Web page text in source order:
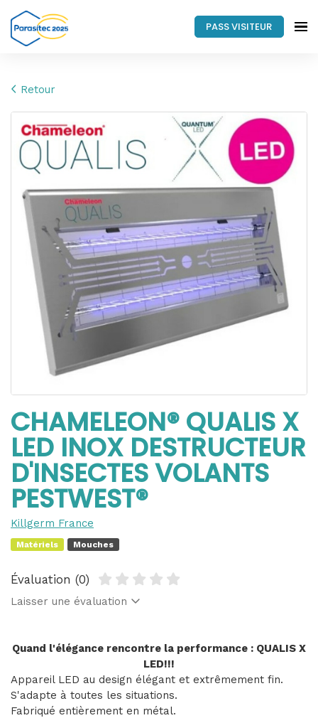
PASS VISITEUR
Retour
CHAMELEON® QUALIS X
LED INOX DESTRUCTEUR
D'INSECTES VOLANTS
PESTWEST®
Killgerm France
Matériels Mouches
Évaluation (0)
Laisser une évaluation
Quand l'élégance rencontre la performance : QUALIS X
LED!!!
Appareil LED au design élégant et extrêmement fin.
S'adapte à toutes les situations.
Fabriqué entièrement en métal.